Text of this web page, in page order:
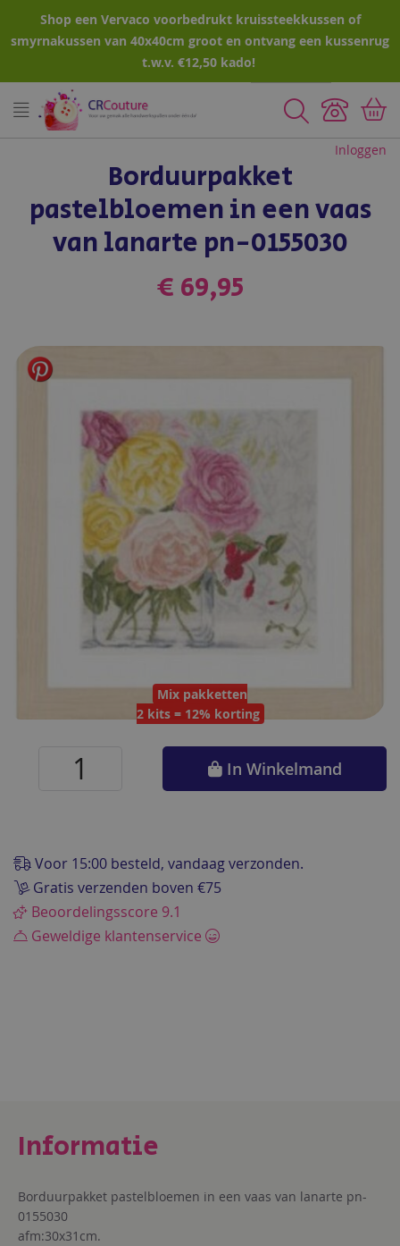
Shop een Vervaco voorbedrukt kruissteekkussen of
smyrnakussen van 40x40cm groot en ontvang een kussenrug
t.w.v. €12,50 kado!
Zoeken
Inloggen
Borduurpakket
pastelbloemen in een vaas
van lanarte pn-0155030
€ 69,95
naar
Mix pakketten
2 kits = 12% korting
afbeeldingen-
gallerij
In Winkelmand
Voor 15:00 besteld, vandaag verzonden.
Gratis verzenden boven €75
Beoordelingsscore 9.1
Geweldige klantenservice
Borduurpakket pastelbloemen in een vaas van lanarte pn-
0155030
afm:30x31cm.